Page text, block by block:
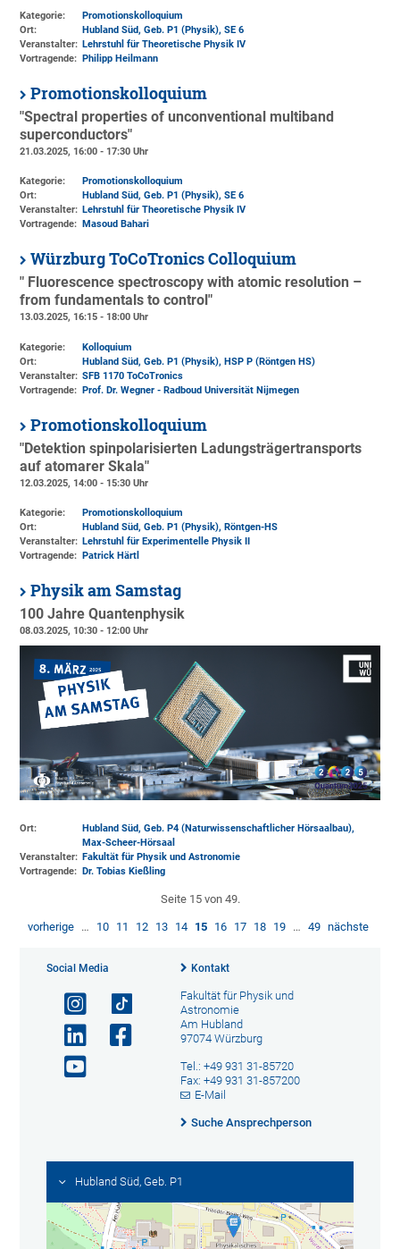
Kategorie:
Promotionskolloquium
Ort:
Hubland Süd, Geb. P1 (Physik), SE 6
Veranstalter: Lehrstuhl für Theoretische Physik IV
Vortragende: Philipp Heilmann
Promotionskolloquium
"Spectral properties of unconventional multiband
superconductors"
21.03.2025, 16:00 - 17:30 Uhr
Kategorie:
Promotionskolloquium
Ort:
Hubland Süd, Geb. P1 (Physik), SE 6
Veranstalter: Lehrstuhl für Theoretische Physik IV
Vortragende:
Masoud Bahari
Würzburg ToCoTronics Colloquium
" Fluorescence spectroscopy with atomic resolution –
from fundamentals to control"
13.03.2025, 16:15 - 18:00 Uhr
Kategorie:
Kolloquium
Ort:
Hubland Süd, Geb. P1 (Physik), HSP P (Röntgen HS)
Veranstalter: SFB 1170 ToCoTronics
Vortragende: Prof. Dr. Wegner - Radboud Universität Nijmegen
Promotionskolloquium
"Detektion spinpolarisierten Ladungsträgertransports
auf atomarer Skala"
12.03.2025, 14:00 - 15:30 Uhr
Kategorie:
Promotionskolloquium
Ort:
Hubland Süd, Geb. P1 (Physik), Röntgen-HS
Veranstalter: Lehrstuhl für Experimentelle Physik II
Vortragende:
Patrick Härtl
Physik am Samstag
100 Jahre Quantenphysik
08.03.2025, 10:30 - 12:00 Uhr
Ort: Hubland Süd, Geb. P4 (Naturwissenschaftlicher Hörsaalbau),
Max-Scheer-Hörsaal
Veranstalter: Fakultät für Physik und Astronomie
Vortragende: Dr. Tobias Kießling
Seite 15 von 49.
vorherige … 10 11 12 13 14 15 16 17 18 19 … 49 nächste
Social Media Kontakt
Fakultät für Physik und
Astronomie
Am Hubland
97074 Würzburg
Tel.: +49 931 31-85720
Fax: +49 931 31-857200
E-Mail
Suche Ansprechperson
Hubland Süd, Geb. P1